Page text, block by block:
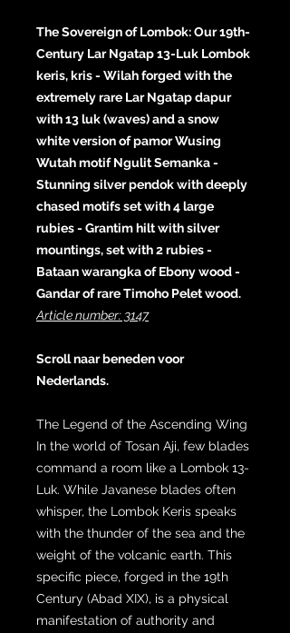
The Sovereign of Lombok: Our 19th-
Century Lar Ngatap 13-Luk Lombok
keris, kris - Wilah forged with the
extremely rare Lar Ngatap dapur
with 13 luk (waves) and a snow
white version of pamor Wusing
Wutah motif Ngulit Semanka -
Stunning silver pendok with deeply
chased motifs set with 4 large
rubies - Grantim hilt with silver
mountings, set with 2 rubies -
Bataan warangka of Ebony wood -
Gandar of rare Timoho Pelet wood.
Article number: 3147
Scroll naar beneden voor
Nederlands.
The Legend of the Ascending Wing
In the world of Tosan Aji, few blades
command a room like a Lombok 13-
Luk. While Javanese blades often
whisper, the Lombok Keris speaks
with the thunder of the sea and the
weight of the volcanic earth. This
specific piece, forged in the 19th
Century (Abad XIX), is a physical
manifestation of authority and